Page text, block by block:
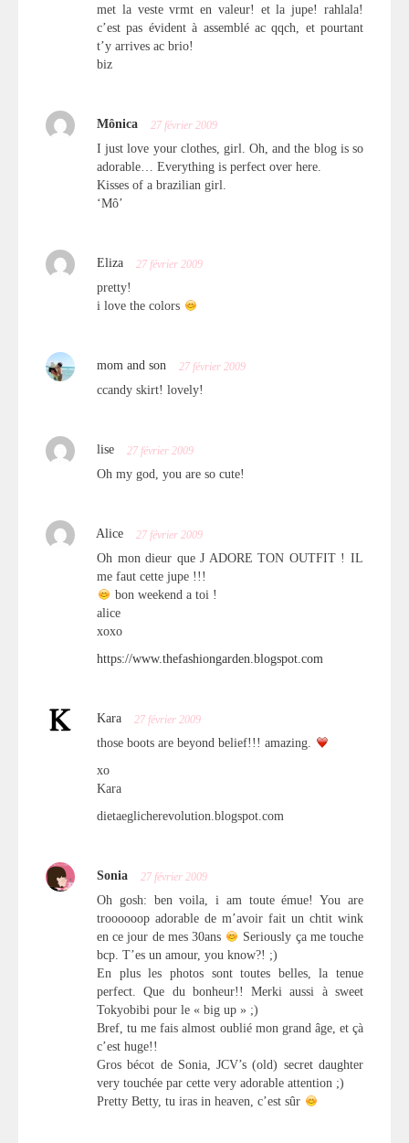
met la veste vrmt en valeur! et la jupe! rahlala!
c’est pas évident à assemblé ac qqch, et pourtant
t’y arrives ac brio!
biz
Mônica 27 février 2009
I just love your clothes, girl. Oh, and the blog is so
adorable… Everything is perfect over here.
Kisses of a brazilian girl.
‘Mô’
Eliza 27 février 2009
pretty!
i love the colors
mom and son 27 février 2009
ccandy skirt! lovely!
lise 27 février 2009
Oh my god, you are so cute!
Alice 27 février 2009
Oh mon dieur que J ADORE TON OUTFIT ! IL
me faut cette jupe !!!
bon weekend a toi !
alice
xoxo
https://www.thefashiongarden.blogspot.com
Kara 27 février 2009
those boots are beyond belief!!! amazing.
xo
Kara
dietaeglicherevolution.blogspot.com
Sonia 27 février 2009
Oh gosh: ben voila, i am toute émue! You are
troooooop adorable de m’avoir fait un chtit wink
en ce jour de mes 30ans
Seriously ça me touche
bcp. T’es un amour, you know?! ;)
En plus les photos sont toutes belles, la tenue
perfect. Que du bonheur!! Merki aussi à sweet
Tokyobibi pour le « big up » ;)
Bref, tu me fais almost oublié mon grand âge, et çà
c’est huge!!
Gros bécot de Sonia, JCV’s (old) secret daughter
very touchée par cette very adorable attention ;)
Pretty Betty, tu iras in heaven, c’est sûr